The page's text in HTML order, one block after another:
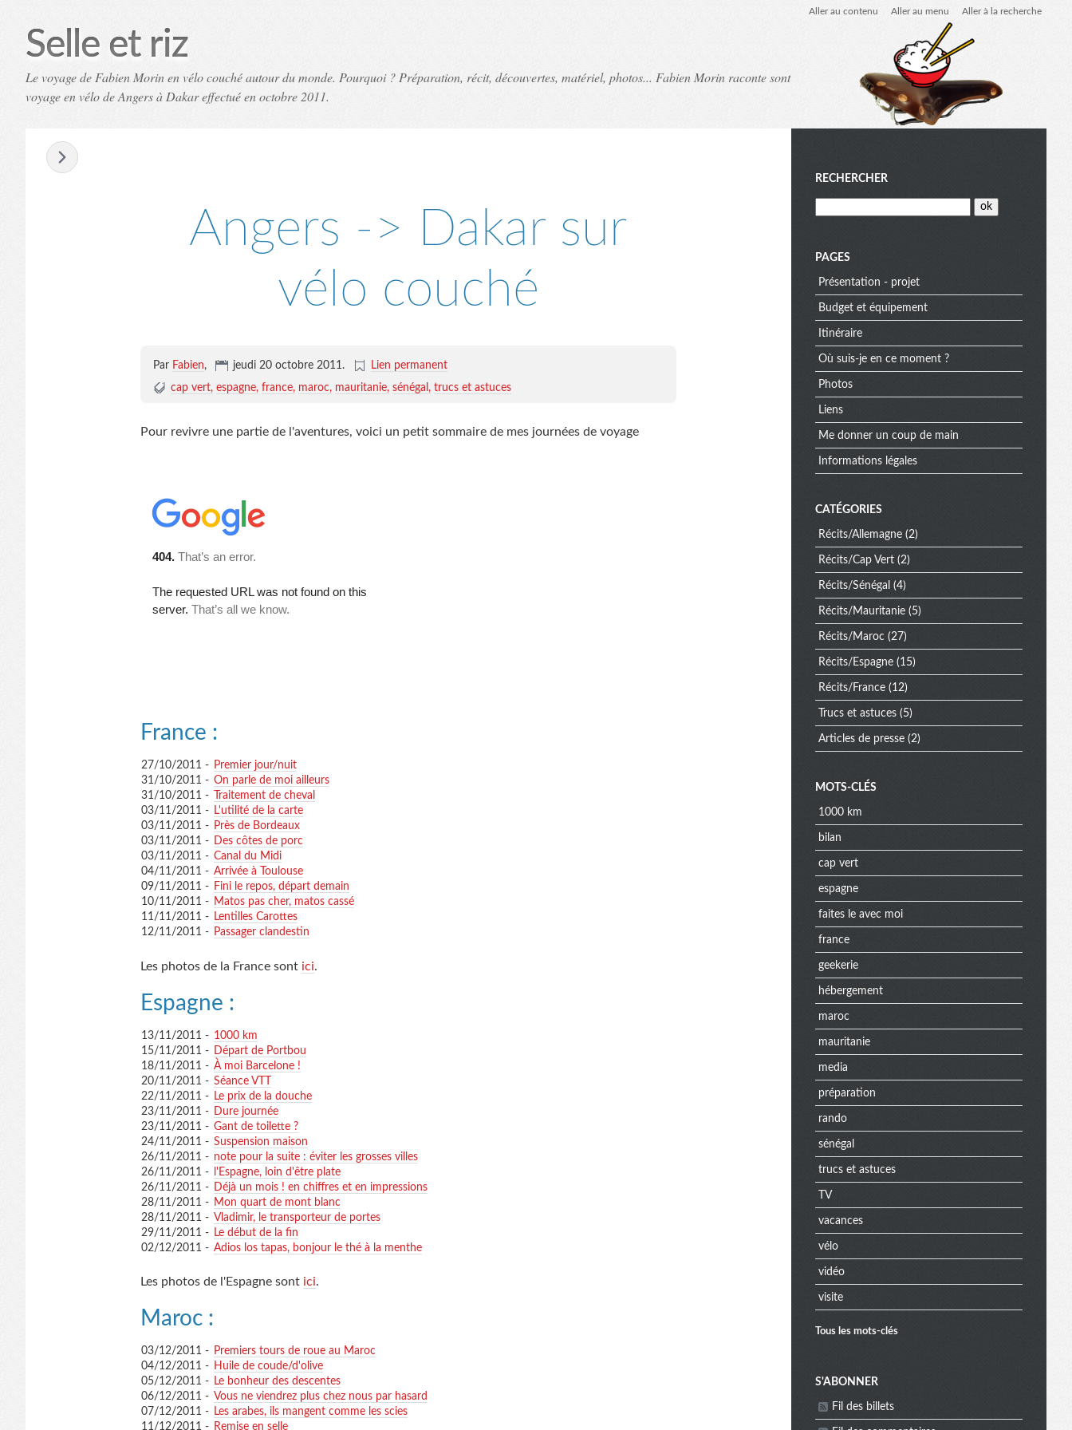
Aller au contenu Aller au menu Aller à la recherche
Selle et riz
Le voyage de Fabien Morin en vélo couché autour du monde. Pourquoi ? Préparation, récit, découvertes, matériel, photos... Fabien Morin raconte sont
voyage en vélo de Angers à Dakar effectué en octobre 2011.
Angers -> Dakar sur
vélo couché
Par Fabien, jeudi 20 octobre 2011.
Lien permanent
cap vert espagne france maroc mauritanie sénégal trucs et astuces
Pour revivre une partie de l'aventures, voici un petit sommaire de mes journées de voyage
France :
27/10/2011 - Premier jour/nuit
31/10/2011 - On parle de moi ailleurs
31/10/2011 -
Traitement de cheval
03/11/2011 - L'utilité de la carte
03/11/2011 - Près de Bordeaux
03/11/2011 - Des côtes de porc
03/11/2011 - Canal du Midi
04/11/2011 - Arrivée à Toulouse
09/11/2011 - Fini le repos, départ demain
10/11/2011 - Matos pas cher, matos cassé
11/11/2011 - Lentilles Carottes
12/11/2011 - Passager clandestin
Les photos de la France sont ici.
Espagne :
13/11/2011 - 1000 km
15/11/2011 - Départ de Portbou
18/11/2011 - À moi Barcelone !
20/11/2011 - Séance VTT
22/11/2011 -
Le prix de la douche
23/11/2011 - Dure journée
23/11/2011 - Gant de toilette ?
24/11/2011 - Suspension maison
26/11/2011 - note pour la suite : éviter les grosses villes
26/11/2011 -
l'Espagne, loin d'être plate
26/11/2011 - Déjà un mois ! en chiffres et en impressions
28/11/2011 - Mon quart de mont blanc
28/11/2011 - Vladimir, le transporteur de portes
29/11/2011 -
Le début de la fin
02/12/2011 - Adios los tapas, bonjour le thé à la menthe
Les photos de l'Espagne sont ici.
Maroc :
03/12/2011 - Premiers tours de roue au Maroc
04/12/2011 - Huile de coude/d'olive
05/12/2011 - Le bonheur des descentes
06/12/2011 - Vous ne viendrez plus chez nous par hasard
07/12/2011 - Les arabes, ils mangent comme les scies
11/12/2011 - Remise en selle
M
e
n
u
RECHERCHER
PAGES
Présentation - projet
Budget et équipement
Itinéraire
Où suis-je en ce moment ?
Photos
Liens
Me donner un coup de main
Informations légales
CATÉGORIES
Récits/Allemagne (2)
Récits/Cap Vert (2)
Récits/Sénégal (4)
Récits/Mauritanie (5)
Récits/Maroc (27)
Récits/Espagne (15)
Récits/France (12)
Trucs et astuces (5)
Articles de presse (2)
MOTS-CLÉS
1000 km
bilan
cap vert
espagne
faites le avec moi
france
geekerie
hébergement
maroc
mauritanie
media
préparation
rando
sénégal
trucs et astuces
TV
vacances
vélo
vidéo
visite
Tous les mots-clés
M
S'ABONNER
Fil des billets